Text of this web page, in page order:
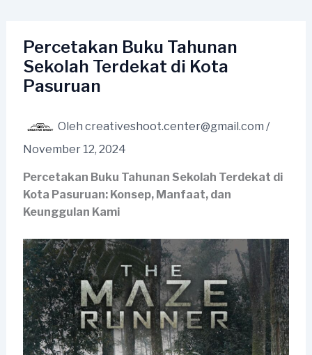
kontenPercetakan Buku Tahunan
Sekolah Terdekat di Kota
Pasuruan
Oleh creativeshoot.center@gmail.com /
November 12, 2024
Percetakan Buku Tahunan Sekolah Terdekat di
Kota Pasuruan: Konsep, Manfaat, dan
Keunggulan Kami